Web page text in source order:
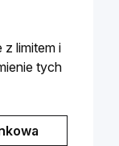
limitem i
tych